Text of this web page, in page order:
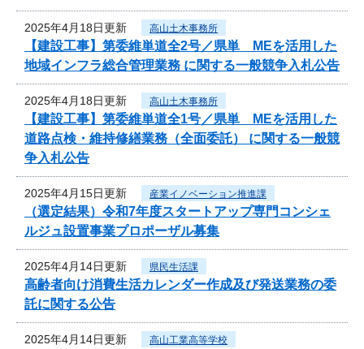
2025年4月18日更新 高山土木事務所
【建設工事】第委維単道全2号／県単 MEを活用した
地域インフラ総合管理業務 に関する一般競争入札公告
2025年4月18日更新 高山土木事務所
【建設工事】第委維単道全1号／県単 MEを活用した
道路点検・維持修繕業務（全面委託） に関する一般競
争入札公告
2025年4月15日更新 産業イノベーション推進課
（選定結果）令和7年度スタートアップ専門コンシェ
ルジュ設置事業プロポーザル募集
2025年4月14日更新 県民生活課
高齢者向け消費生活カレンダー作成及び発送業務の委
託に関する公告
2025年4月14日更新 高山工業高等学校